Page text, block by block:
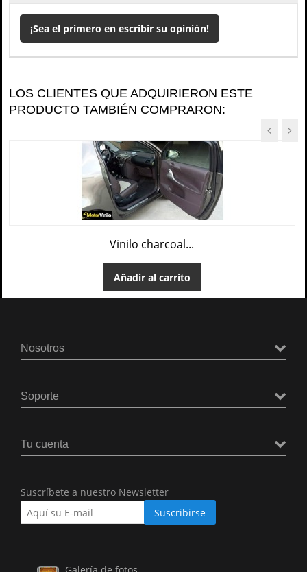
¡Sea el primero en escribir su opinión!
LOS CLIENTES QUE ADQUIRIERON ESTE
PRODUCTO TAMBIÉN COMPRARON:
Vinilo charcoal...
Añadir al carrito
Nosotros
Soporte
Tu cuenta
Suscríbete a nuestro Newsletter